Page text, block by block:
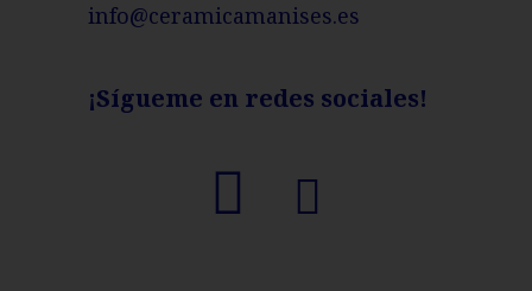
info@ceramicamanises.es
¡Sígueme en redes sociales!